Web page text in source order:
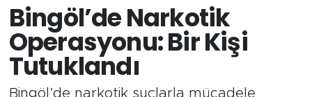
Bingöl’de Narkotik
Operasyonu: Bir Kişi
Tutuklandı
Bingöl’de narkotik suçlarla mücadele
Solhan
Karlıova
Merkez Trafik Yoğunluk Haritası
Süper Lig Puan Durumu ve Fikstür